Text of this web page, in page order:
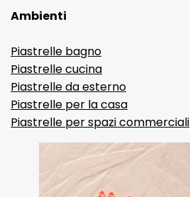
Ambienti
Piastrelle bagno
Piastrelle cucina
Piastrelle da esterno
Piastrelle per la casa
Piastrelle per spazi commerciali